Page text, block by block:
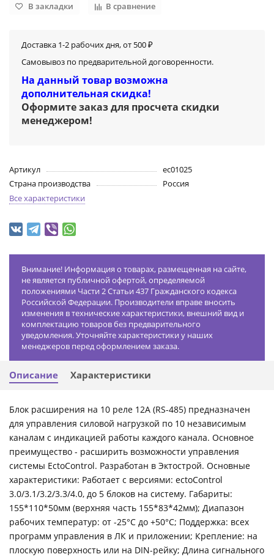
В закладки В сравнение
Доставка 1-2 рабочих дня, от 500 ₽
Самовывоз по предварительной договоренности.
На данный товар возможна
дополнительная скидка!
Оформите заказ для просчета скидки
менеджером!
Артикул
ec01025
Страна производства
Россия
Все характеристики
Внимание! Информация о товарах, размещенная на сайте,
не является публичной офертой, определяемой
положениями Части 2 Статьи 437 Гражданского кодекса
Российской Федерации. Производители вправе вносить
изменения в технические характеристики, внешний вид и
комплектацию товаров без предварительного
уведомления. Уточняйте характеристики у наших
менеджеров перед оформлением заказа.
Описание Характеристики
Блок расширения на 10 реле 12А (RS-485) предназначен
для управления силовой нагрузкой по 10 независимым
каналам с индикацией работы каждого канала. Основное
преимущество - расширить возможности управления
системы EctoControl. Разработан в Эктострой. Основные
характеристики: Работает с версиями: ectoControl
3.0/3.1/3.2/3.3/4.0, до 5 блоков на систему. Габариты:
155*110*50мм (верхняя часть 155*83*42мм); Диапазон
рабочих температур: от -25°С до +50°С; Поддержка: всех
программ управления в ЛК и приложении; Крепление: на
плоскую поверхность или на DIN-рейку; Длина сигнального